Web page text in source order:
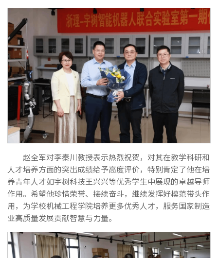
赵全军对李秦川教授表示热烈祝贺，对其在教学科研和
人才培养方面的突出成绩给予高度评价，特别肯定了他在培
养青年人才如宇树科技王兴兴等优秀学生中展现的卓越导师
作用。希望他珍惜荣誉、接续奋斗，继续发挥好模范带头作
用，为学校机械工程学院培养更多优秀人才，服务国家制造
业高质量发展贡献智慧与力量。